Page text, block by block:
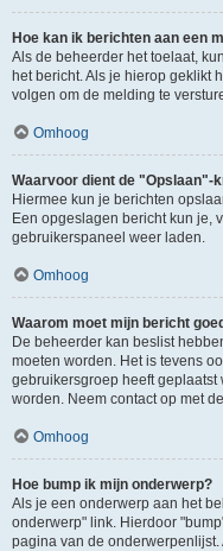
Hoe kan ik berichten aan een
Als de beheerder het toelaat,
het bericht. Als je hierop geklikt
volgen om de melding te
Omhoog
Waarvoor dient de "Opslaan"-
Hiermee kun je berichten
Een opgeslagen bericht kun je,
gebruikerspaneel weer laden.
Omhoog
Waarom moet mijn bericht
De beheerder kan beslist
moeten worden. Het is tevens
gebruikersgroep heeft
worden. Neem contact op met
Omhoog
Hoe bump ik mijn onderwerp?
Als je een onderwerp aan het
onderwerp" link. Hierdoor
pagina van de